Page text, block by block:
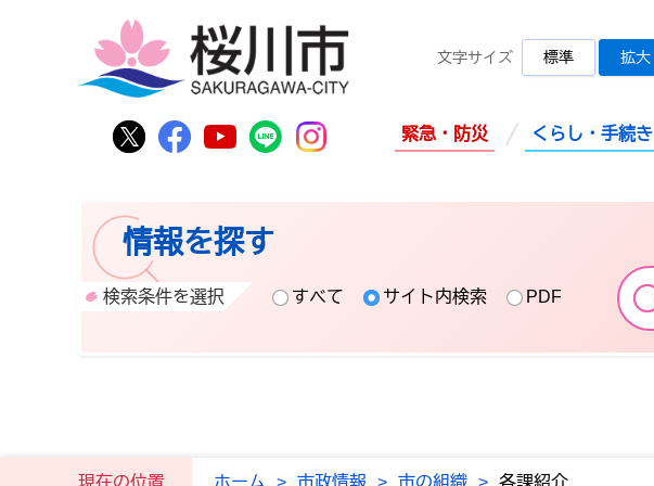
桜川市公式Twitter
桜川市公式Facebook
桜川市公式YouTube
桜川市公式LINE
Instagram
文字サイズ 標準 拡大
緊急・防災 くらし・手続き
情報を探す
検索条件を選択 すべて サイト内検索 PDF
現在の位置 ホーム > 市政情報 > 市の組織 > 各課紹介